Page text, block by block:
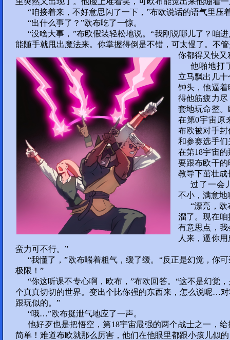
155
部分 32 :
156 157 158 159
160
部分 33 :
162 163 164
Round 4 (¼)
167 168
171 172
175
部分 36 :
176
180
“咱接着来，不好意思闪了一下，”布欧说话的语气里压
“出什么事了？”欧布吃了一惊。
“没啥大事，”布欧假装轻松地说。“我刚说哪儿了？咱
能随手就甩出魔法来。你掌握得倒是不错，可太慢了。不
你都得又快又
他啪地打
立马飘出几
钟头，他逼
得他筋疲力
套地玩命整
在第0宇宙原
布欧被对手
和参赛选手
在第18宇宙
要跟布欧干
教导下茁壮成
过了一会
不小，满意地
“漂亮，
溜了。现在
有意思点，
人来，逼你
蛮力可不行。”
“我懂了，”欧布喘着粗气，缓了缓。“反正是幻觉，你
极限！”
“你这听课不专心啊，欧布，”布欧回答。“这不是幻觉
个真真切切的世界。变出个比你强的东西来，怎么说呢…
跟玩似的。”
“哦…”欧布挺泄气地应了一声。
他好歹也是把悟空，第18宇宙最强的两个战士之一，
简单！难道布欧就那么厉害，他们在他眼里都跟小孩儿似